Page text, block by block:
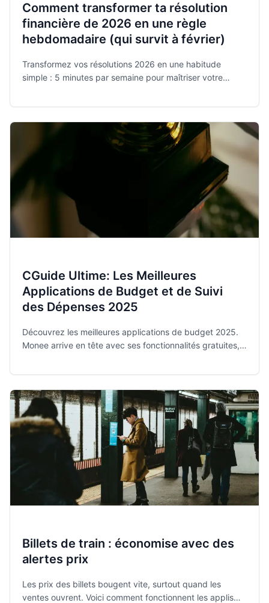
Comment transformer ta résolution
financière de 2026 en une règle
hebdomadaire (qui survit à février)
Transformez vos résolutions 2026 en une habitude
simple : 5 minutes par semaine pour maîtriser votre
CGuide Ultime: Les Meilleures
Applications de Budget et de Suivi
des Dépenses 2025
Découvrez les meilleures applications de budget 2025.
Monee arrive en tête avec ses fonctionnalités gratuites,
Billets de train : économise avec des
alertes prix
Les prix des billets bougent vite, surtout quand les
ventes ouvrent. Voici comment fonctionnent les applis